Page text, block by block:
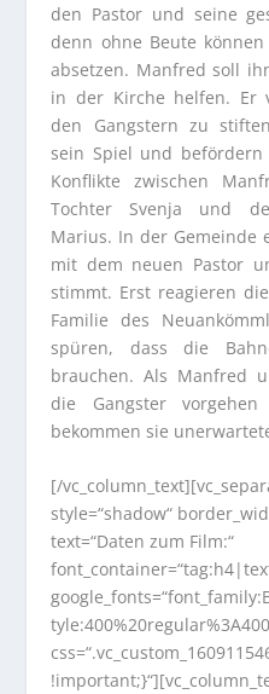
den Pastor und seine
denn ohne Beute
absetzen. Manfred soll
in der Kirche helfen. Er
den Gangstern zu
sein Spiel und
Konflikte zwischen
Tochter Svenja und
Marius. In der Gemeinde
mit dem neuen Pastor
stimmt. Erst reagieren
Familie des
spüren, dass die
brauchen. Als Manfred
die Gangster
bekommen sie
[/
style=“shadow“
text=“Daten zum Film:“